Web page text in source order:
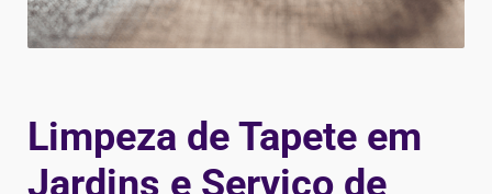
Limpeza de Tapete em
Jardins e Serviço de